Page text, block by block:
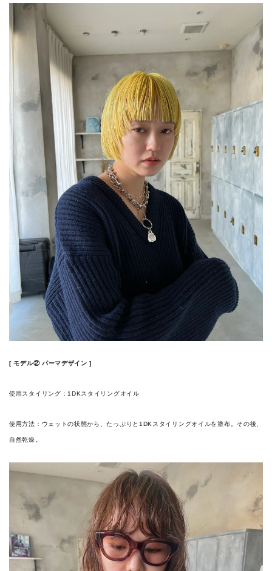
[ モデル② パーマデザイン ]
使用スタイリング：1DKスタイリングオイル
使用方法：ウェットの状態から、たっぷりと1DKスタイリングオイルを塗布。その後、
自然乾燥。